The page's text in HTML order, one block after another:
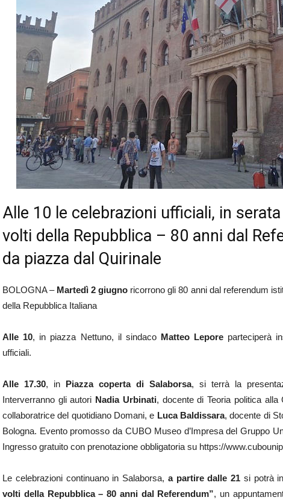
Alle 10 le celebrazioni ufficiali, in
volti della Repubblica – 80 anni dal
da piazza dal Quirinale
BOLOGNA –Martedì 2 giugno ricorrono gli 80 anni dal referendum
della Repubblica Italiana
Alle 10, in piazza Nettuno, il sindaco Matteo Lepore parteciperà
ufficiali.
Alle 17.30, in Piazza coperta di Salaborsa, si terrà la
Interverranno gli autori Nadia Urbinati, docente di Teoria politica
collaboratrice del quotidiano Domani, e Luca Baldissara, docente di
Bologna. Evento promosso da CUBO Museo d’Impresa del Gruppo
Ingresso gratuito con prenotazione obbligatoria su https://
Le celebrazioni continuano in Salaborsa, a partire dalle 21 si potrà
volti della Repubblica – 80 anni dal Referendum”, un